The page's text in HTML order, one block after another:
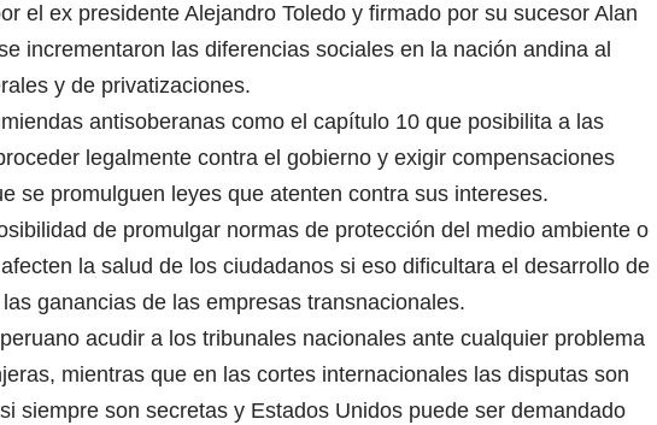
el ex presidente Alejandro Toledo y firmado por su sucesor Alan
incrementaron las diferencias sociales en la nación andina al
y de privatizaciones.
antisoberanas como el capítulo 10 que posibilita a las
legalmente contra el gobierno y exigir compensaciones
se promulguen leyes que atenten contra sus intereses.
de promulgar normas de protección del medio ambiente o
la salud de los ciudadanos si eso dificultara el desarrollo de
ganancias de las empresas transnacionales.
acudir a los tribunales nacionales ante cualquier problema
mientras que en las cortes internacionales las disputas son
siempre son secretas y Estados Unidos puede ser demandado